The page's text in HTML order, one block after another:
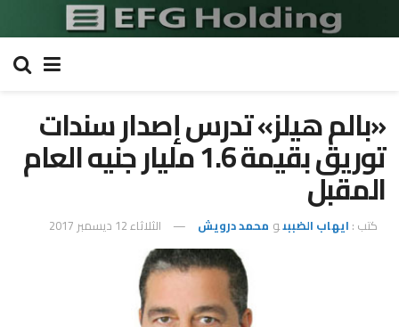
«بالم هيلز» تدرس إصدار سندات
توريق بقيمة 1.6 مليار جنيه العام
المقبل
كتب : ايهاب الضببىو محمد درويش الثلاثاء 12 ديسمبر 2017